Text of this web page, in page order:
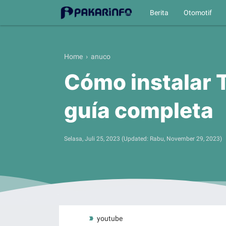
Berita Otomotif
Label
youtube
Home › anuco
Cómo instalar
guía completa
Selasa, Juli 25, 2023 (Updated: Rabu, November 29, 2023)